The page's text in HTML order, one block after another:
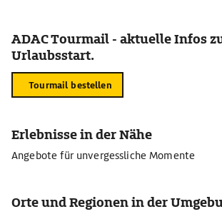
ADAC Tourmail - aktuelle Infos
Urlaubsstart.
Tourmail bestellen
Erlebnisse in der Nähe
Angebote für unvergessliche Momente
Orte und Regionen in der